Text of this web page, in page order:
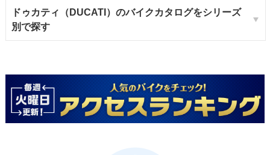
ドゥカティ（DUCATI）のバイクカタログをシリーズ
別で探す